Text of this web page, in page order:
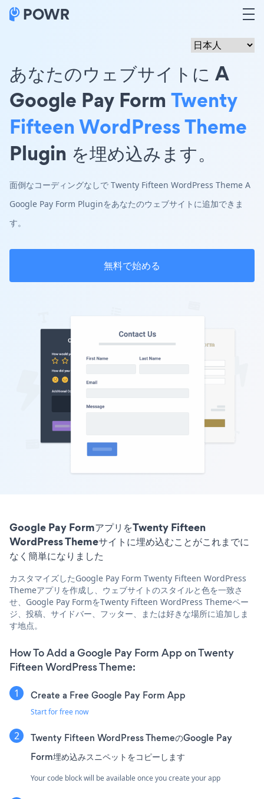
あなたのウェブサイトに A
Google Pay Form Twenty
Fifteen WordPress Theme
Plugin を埋め込みます。
面倒なコーディングなしで Twenty Fifteen WordPress Theme A
Google Pay Form Pluginをあなたのウェブサイトに追加できま
す。
無料で始める
Google Pay FormアプリをTwenty Fifteen
WordPress Themeサイトに埋め込むことがこれまでに
なく簡単になりました
カスタマイズしたGoogle Pay Form Twenty Fifteen WordPress
Themeアプリを作成し、ウェブサイトのスタイルと色を一致さ
せ、Google Pay FormをTwenty Fifteen WordPress Themeペー
ジ、投稿、サイドバー、フッター、または好きな場所に追加しま
す地点。
How To Add a Google Pay Form App on Twenty
Fifteen WordPress Theme:
Create a Free Google Pay Form App
Start for free now
Twenty Fifteen WordPress ThemeのGoogle Pay
Form埋め込みスニペットをコピーします
Your code block will be available once you create your app